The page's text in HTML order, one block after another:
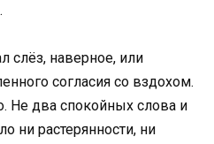
слёз, наверное, или
согласия со вздохом.
Не два спокойных слова и
ни растерянности, ни